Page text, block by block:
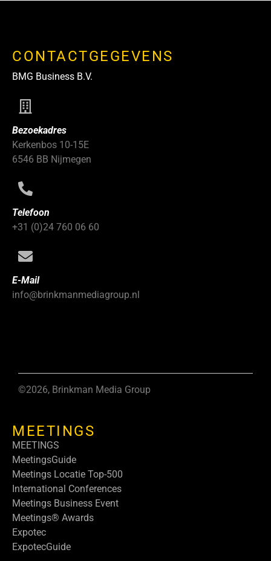
CONTACTGEGEVENS
BMG Business B.V.
Bezoekadres
Kerkenbos 10-15E
6546 BB Nijmegen
Telefoon
+31 (0)24 760 06 60
E-Mail
info@brinkmanmediagroup.nl
©2026, Brinkman Media Group
MEETINGS
MEETINGS
MeetingsGuide
Meetings Locatie Top-500
International Conferences
Meetings Business Event
Meetings® Awards
Expotec
ExpotecGuide